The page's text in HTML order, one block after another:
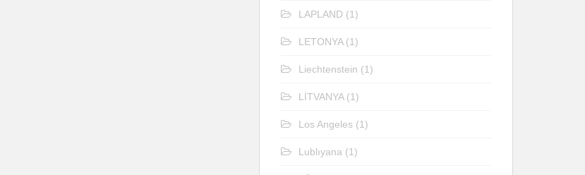
LAPLAND (1)
LETONYA(1)
Liechtenstein (1)
LİTVANYA(1)
Los Angeles (1)
Lublıyana (1)